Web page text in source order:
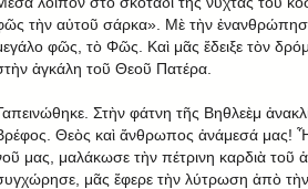
τὴν αὐτοῦ σάρκα». Μὲ τὴν
φῶς, τὸ Φῶς. Καὶ μᾶς ἔδειξε τὸν
ἀγκάλη τοῦ Θεοῦ Πατέρα.
Στὴν φάτνη τῆς Βηθλεὲμ
Θεὸς καὶ ἄνθρωπος ἀνάμεσά μας!
μας, μαλάκωσε τὴν πέτρινη καρδιὰ
μᾶς ἔφερε τὴν λύτρωση ἀπὸ